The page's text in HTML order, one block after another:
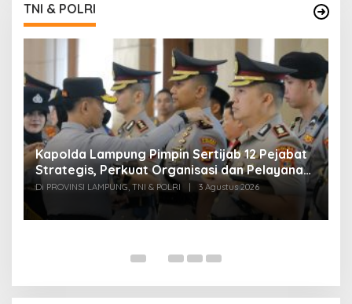
TNI & POLRI
Kapolda Lampung Pimpin Sertijab 12 Pejabat
Strategis, Perkuat Organisasi dan Pelayanan
Polri Presisi
Di PROVINSI LAMPUNG, TNI & POLRI | 3 Agustus 2026